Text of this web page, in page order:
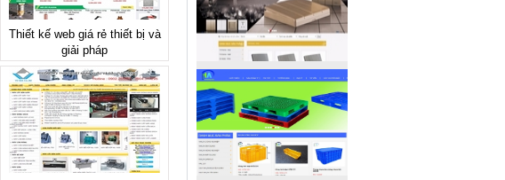
Thiết kế web giá rẻ thiết bị và
giải pháp